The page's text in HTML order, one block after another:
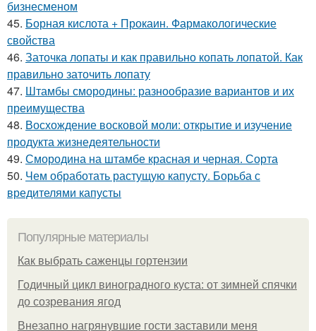
бизнесменом
45. Борная кислота + Прокаин. Фармакологические
свойства
46. Заточка лопаты и как правильно копать лопатой. Как
правильно заточить лопату
47. Штамбы смородины: разнообразие вариантов и их
преимущества
48. Восхождение восковой моли: открытие и изучение
продукта жизнедеятельности
49. Смородина на штамбе красная и черная. Сорта
50. Чем обработать растущую капусту. Борьба с
вредителями капусты
Популярные материалы
Как выбрать саженцы гортензии
Годичный цикл виноградного куста: от зимней спячки
до созревания ягод
Внезапно нагрянувшие гости заставили меня